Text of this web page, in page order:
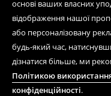
основі ваших власних
відображення нашої
або персоналізовану
будь-який час,
дізнатися більше, ми
Політикою
конфіденційності.